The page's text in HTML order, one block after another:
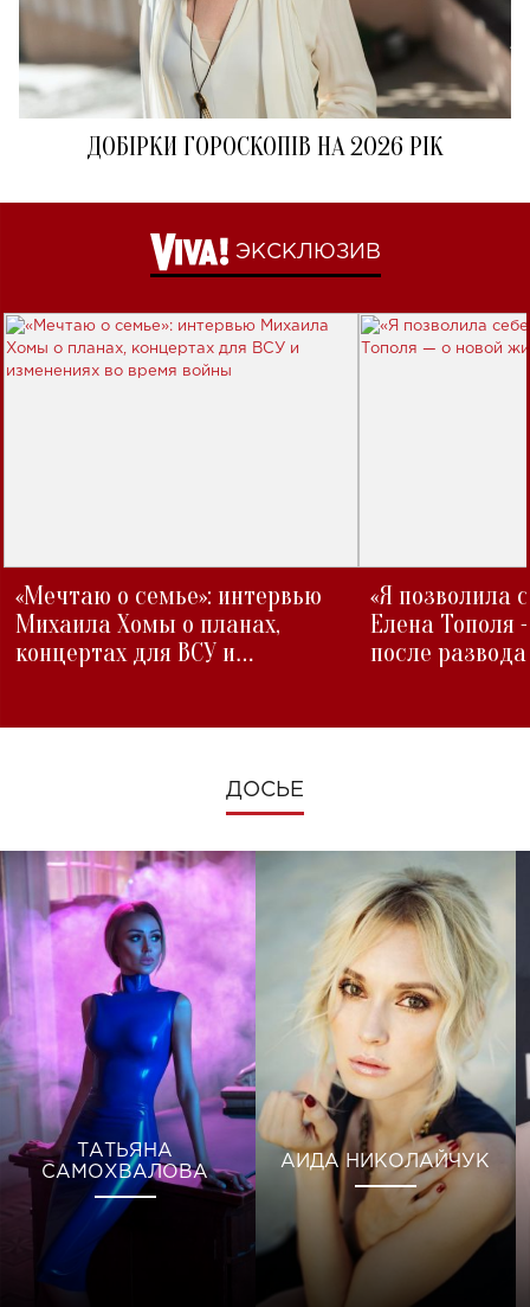
ДОБІРКИ ГОРОСКОПІВ НА 2026 РІК
ЭКСКЛЮЗИВ
«Мечтаю о семье»: интервью
Михаила Хомы о планах,
концертах для ВСУ и
«Я позволила
Елена Тополя
после развода
ДОСЬЕ
ТАТЬЯНА
САМОХВАЛОВА
АИДА НИКОЛАЙЧУК